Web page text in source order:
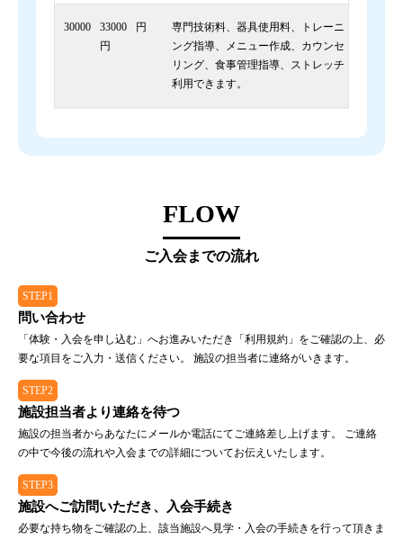
30000
33000
円
円
専門技術料、器具使用料、トレーニ
ング指導、メニュー作成、カウンセ
リング、食事管理指導、ストレッチ
利用できます。
FLOW
ご入会までの流れ
STEP1
問い合わせ
「体験・入会を申し込む」へお進みいただき「利用規約」をご確認の上、必
要な項目をご入力・送信ください。 施設の担当者に連絡がいきます。
STEP2
施設担当者より連絡を待つ
施設の担当者からあなたにメールか電話にてご連絡差し上げます。 ご連絡
の中で今後の流れや入会までの詳細についてお伝えいたします。
STEP3
施設へご訪問いただき、入会手続き
必要な持ち物をご確認の上、該当施設へ見学・入会の手続きを行って頂きま